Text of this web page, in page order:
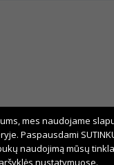
mes naudojame
Paspausdami
naudojimą mūsų
nustatymuose.